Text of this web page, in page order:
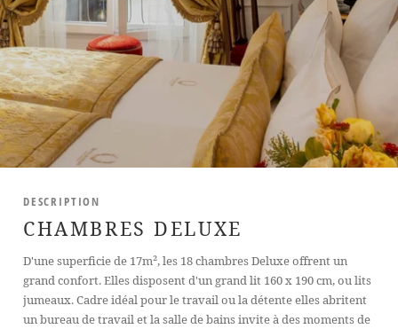
DESCRIPTION
CHAMBRES DELUXE
D'une superficie de 17m², les 18 chambres Deluxe offrent un
grand confort. Elles disposent d'un grand lit 160 x 190 cm, ou lits
jumeaux. Cadre idéal pour le travail ou la détente elles abritent
un bureau de travail et la salle de bains invite à des moments de